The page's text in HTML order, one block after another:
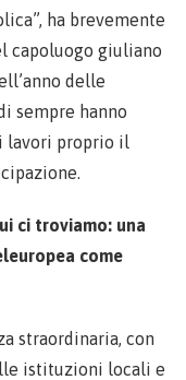
ha brevemente
capoluogo giuliano
delle
sempre hanno
lavori proprio il
ci troviamo: una
come
straordinaria, con
istituzioni locali e